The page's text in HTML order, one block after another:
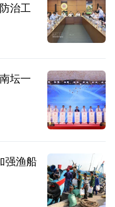
治工
坛一
强渔船